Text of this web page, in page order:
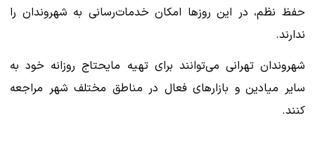
حفظ نظم، در این روزها امکان خدمات‌رسانی به شهروندان را
ندارند.
شهروندان تهرانی می‌توانند برای تهیه مایحتاج روزانه خود به
سایر میادین و بازارهای فعال در مناطق مختلف شهر مراجعه
کنند.